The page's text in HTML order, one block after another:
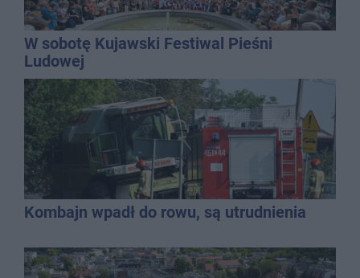
W sobotę Kujawski Festiwal Pieśni
Ludowej
Kombajn wpadł do rowu, są utrudnienia